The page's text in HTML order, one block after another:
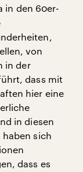
in den 60er-
von
in der
dass mit
hier eine
in diesen
sich
dass es